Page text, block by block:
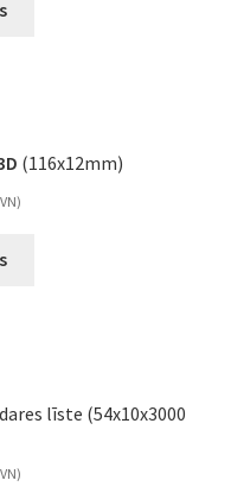
(116x12mm)
līste (54x10x3000